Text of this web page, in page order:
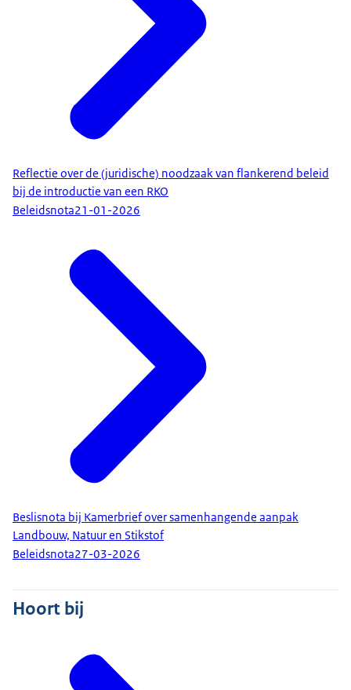
Reflectie over de (juridische) noodzaak van flankerend beleid
bij de introductie van een RKO
Beleidsnota21-01-2026
Beslisnota bij Kamerbrief over samenhangende aanpak
Landbouw, Natuur en Stikstof
Beleidsnota27-03-2026
Hoort bij